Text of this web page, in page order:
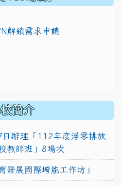
解鎖需求申請
簡介
辦理「112年度淨零排放
教師班」8場次
發展國際增能工作坊」